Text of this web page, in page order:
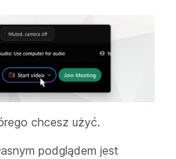
chcesz użyć.
podglądem jest